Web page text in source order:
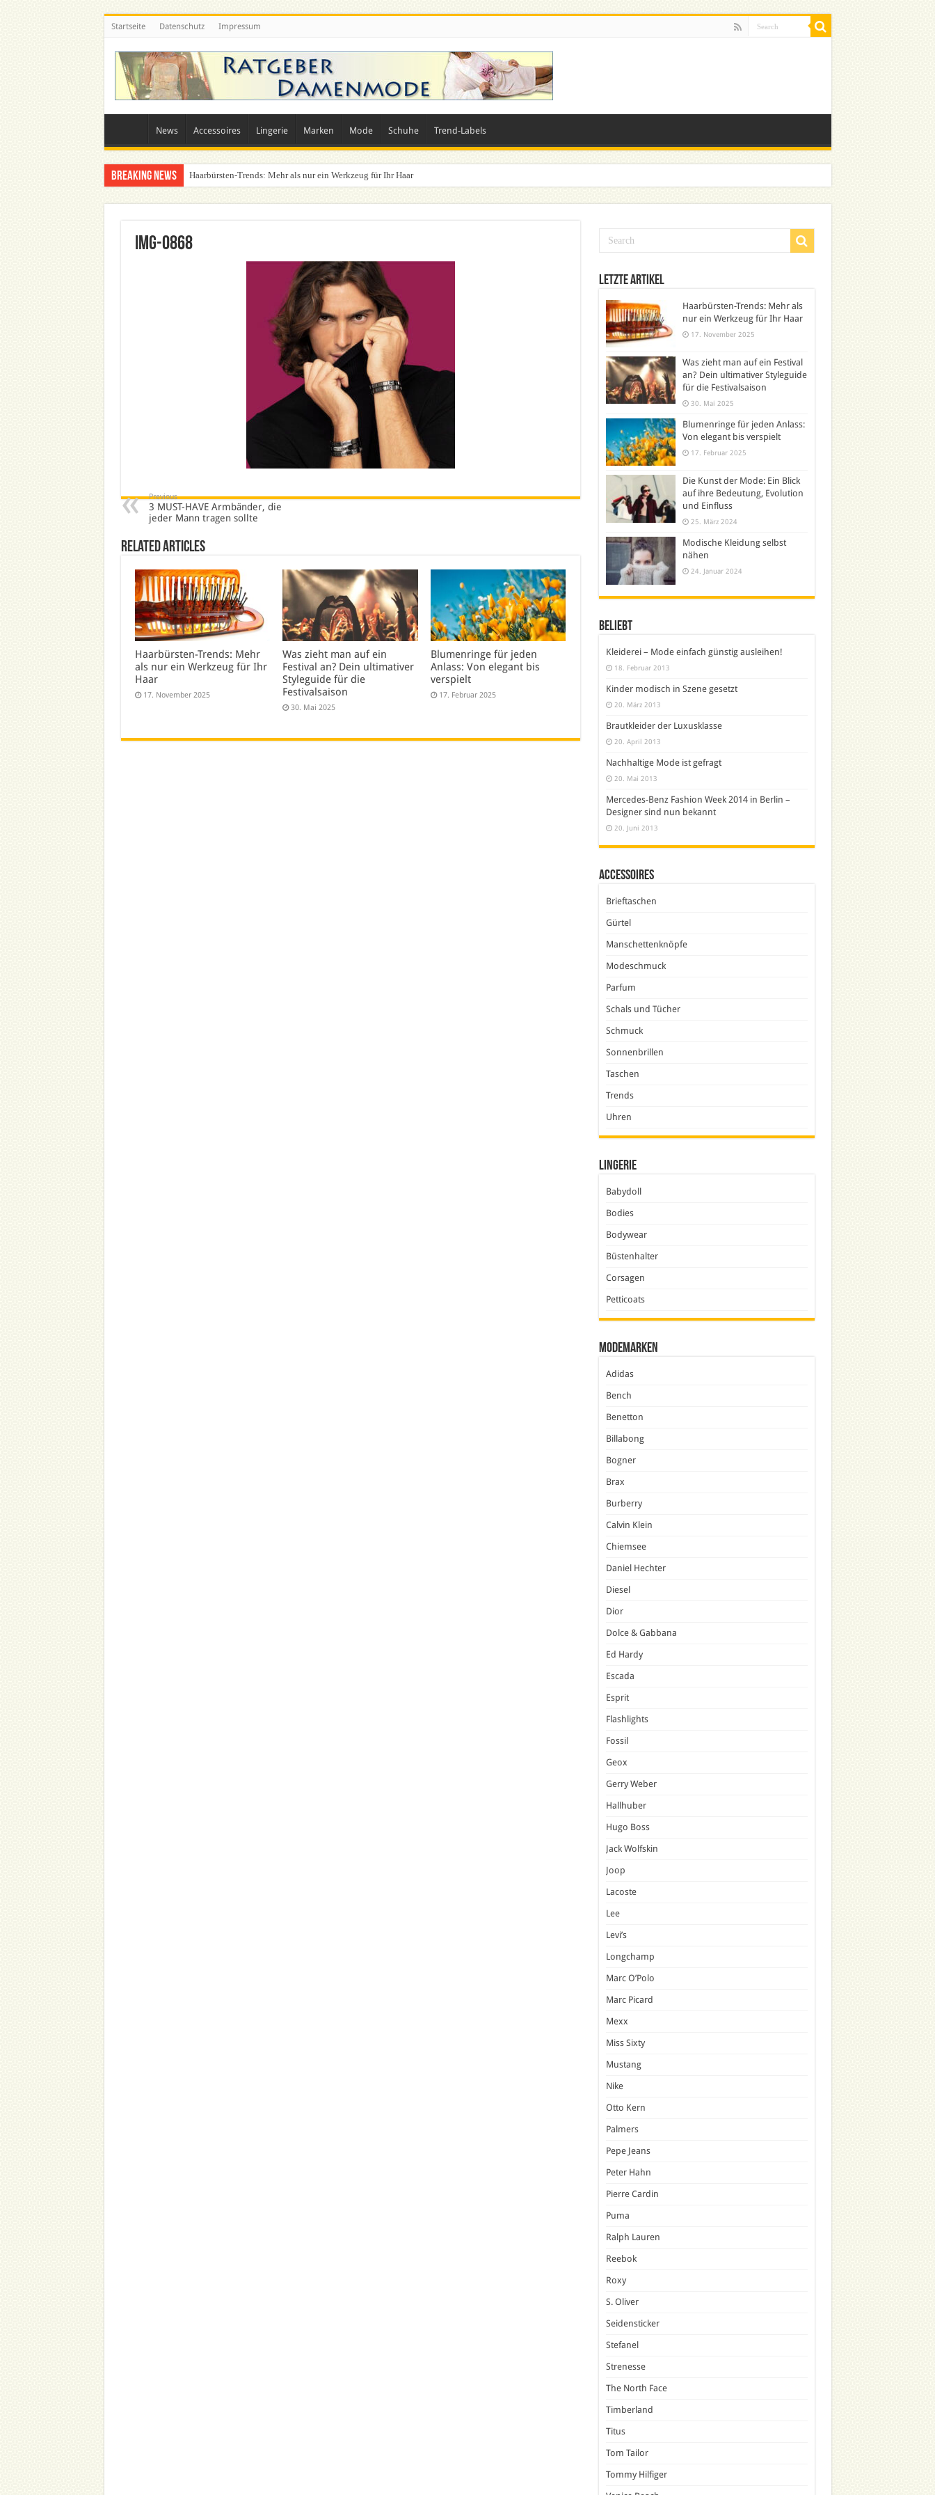
Startseite Datenschutz Impressum
News Accessoires Lingerie Marken Mode Schuhe Trend-Labels
Breaking News Haarbürsten-Trends: Mehr als nur ein Werkzeug für Ihr Haar
Was zieht man auf ein Festival an? Dein ultimativer Styleguide für die Festivalsaison
IMG-0868
Previous
3 MUST-HAVE Armbänder, die
jeder Mann tragen sollte
Related Articles
Haarbürsten-Trends: Mehr
als nur ein Werkzeug für Ihr
Haar
17. November 2025
Was zieht man auf ein
Festival an? Dein ultimativer
Styleguide für die
Festivalsaison
30. Mai 2025
Blumenringe für jeden
Anlass: Von elegant bis
verspielt
17. Februar 2025
Letzte Artikel
Haarbürsten-Trends: Mehr als
nur ein Werkzeug für Ihr Haar
17. November 2025
Was zieht man auf ein Festival
an? Dein ultimativer Styleguide
für die Festivalsaison
30. Mai 2025
Blumenringe für jeden Anlass:
Von elegant bis verspielt
17. Februar 2025
Die Kunst der Mode: Ein Blick
auf ihre Bedeutung, Evolution
und Einfluss
25. März 2024
Modische Kleidung selbst
nähen
24. Januar 2024
Beliebt
Kleiderei – Mode einfach günstig ausleihen!
18. Februar 2013
Kinder modisch in Szene gesetzt
20. März 2013
Brautkleider der Luxusklasse
20. April 2013
Nachhaltige Mode ist gefragt
20. Mai 2013
Mercedes-Benz Fashion Week 2014 in Berlin –
Designer sind nun bekannt
20. Juni 2013
Accessoires
Brieftaschen
Gürtel
Manschettenknöpfe
Modeschmuck
Parfum
Schals und Tücher
Schmuck
Sonnenbrillen
Taschen
Trends
Uhren
Lingerie
Babydoll
Bodies
Bodywear
Büstenhalter
Corsagen
Petticoats
Modemarken
Adidas
Bench
Benetton
Billabong
Bogner
Brax
Burberry
Calvin Klein
Chiemsee
Daniel Hechter
Diesel
Dior
Dolce & Gabbana
Ed Hardy
Escada
Esprit
Flashlights
Fossil
Geox
Gerry Weber
Hallhuber
Hugo Boss
Jack Wolfskin
Joop
Lacoste
Lee
Levi’s
Longchamp
Marc O’Polo
Marc Picard
Mexx
Miss Sixty
Mustang
Nike
Otto Kern
Palmers
Pepe Jeans
Peter Hahn
Pierre Cardin
Puma
Ralph Lauren
Reebok
Roxy
S. Oliver
Seidensticker
Stefanel
Strenesse
The North Face
Timberland
Titus
Tom Tailor
Tommy Hilfiger